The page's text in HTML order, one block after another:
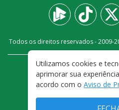
Todos os direitos reservados - 2009-
FALE
TERMOS E
Utilizamos cookies e
aprimorar sua
acordo com o Aviso de